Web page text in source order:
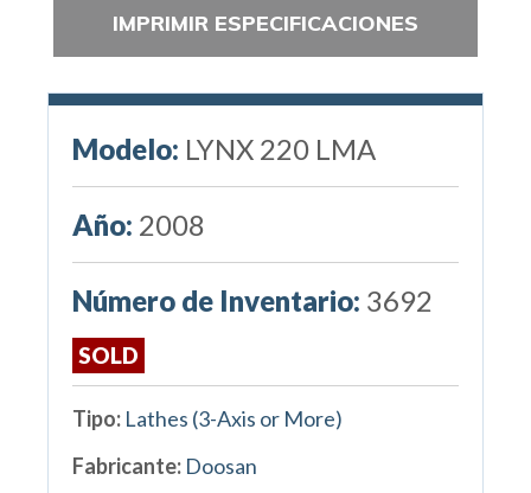
IMPRIMIR ESPECIFICACIONES
Modelo: LYNX 220 LMA
Año: 2008
Número de Inventario: 3692
SOLD
Tipo: Lathes (3-Axis or More)
Fabricante: Doosan